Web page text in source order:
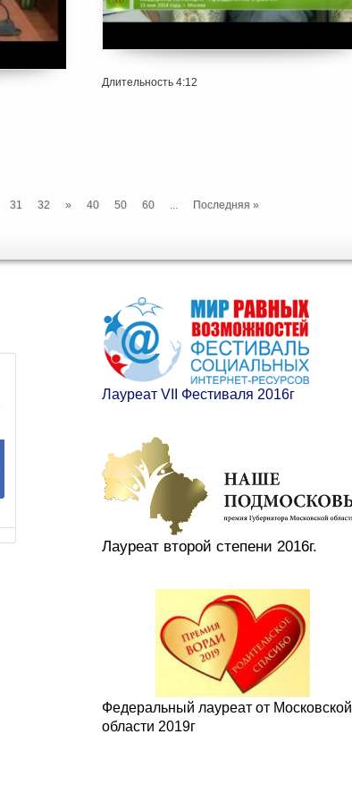
Длительность 4:12
31 32 » 40 50 60 ... Последняя »
Лауреат VII Фестиваля 2016г
Лауреат второй степени 2016г.
Федеральный лауреат от Московской
области 2019г